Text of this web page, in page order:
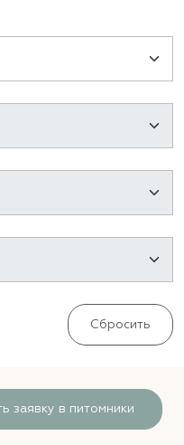
Сбросить
заявку в питомники